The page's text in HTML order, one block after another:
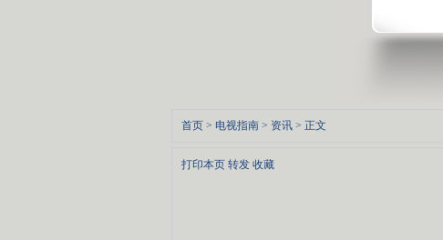
首页 > 电视指南 > 资讯 > 正文
打印本页 转发 收藏